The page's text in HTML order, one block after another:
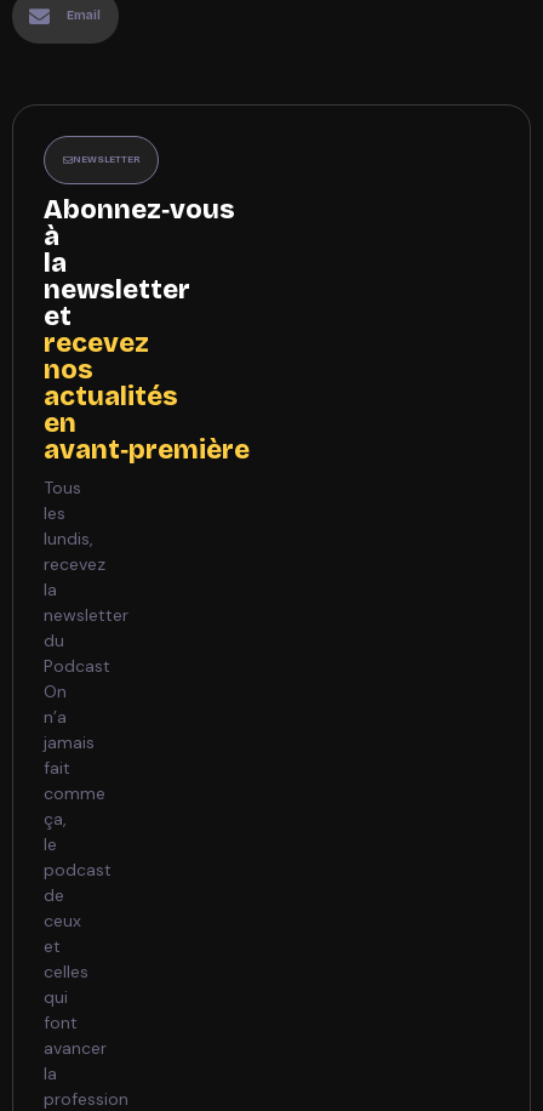
Email
NEWSLETTER
Abonnez‑vous
à
la
newsletter
et
recevez
nos
actualités
en
avant‑première
Tous
les
lundis,
recevez
la
newsletter
du
Podcast
On
n’a
jamais
fait
comme
ça,
le
podcast
de
ceux
et
celles
qui
font
avancer
la
profession